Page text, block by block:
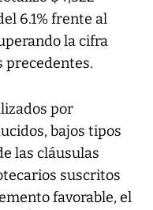
6.1% frente al
la cifra
precedentes.
por
bajos tipos
las cláusulas
suscritos
favorable, el